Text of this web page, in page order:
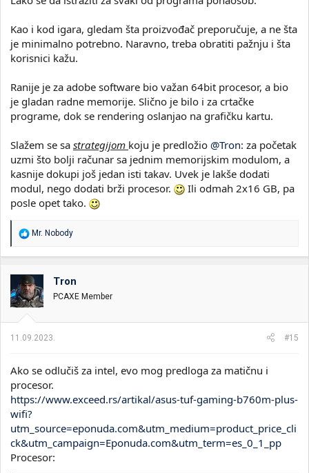
Kao i kod igara, gledam šta proizvođač preporučuje, a ne šta
je minimalno potrebno. Naravno, treba obratiti pažnju i šta
korisnici kažu.
Ranije je za adobe software bio važan 64bit procesor, a bio
je gladan radne memorije. Slično je bilo i za crtačke
programe, dok se rendering oslanjao na grafičku kartu.
Slažem se sa strategijom koju je predložio @Tron: za početak
uzmi što bolji računar sa jednim memorijskim modulom, a
kasnije dokupi još jedan isti takav. Uvek je lakše dodati
modul, nego dodati brži procesor.
Ili odmah 2x16 GB, pa
posle opet tako.
R
a
o
v
a
n
:
Mr. Nobody
Tron
PCAXE Member
11.09.2023. #15
Ako se odlučiš za intel, evo mog predloga za matičnu i
procesor.
https://www.exceed.rs/artikal/asus-tuf-gaming-b760m-plus-
wifi?
utm_source=eponuda.com&utm_medium=product_price_cli
ck&utm_campaign=Eponuda.com&utm_term=es_0_1_pp
Procesor: